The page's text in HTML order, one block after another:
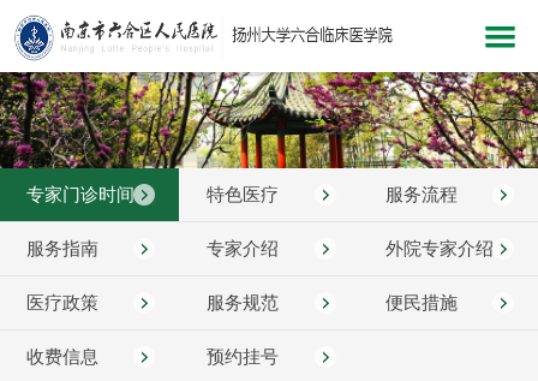
网站首页
医院概况
新闻中心
科室介绍
党建文化
医院服务
专家门诊时间 特色医疗 服务流程
服务指南 专家介绍 外院专家介绍
医疗政策 服务规范 便民措施
收费信息 预约挂号